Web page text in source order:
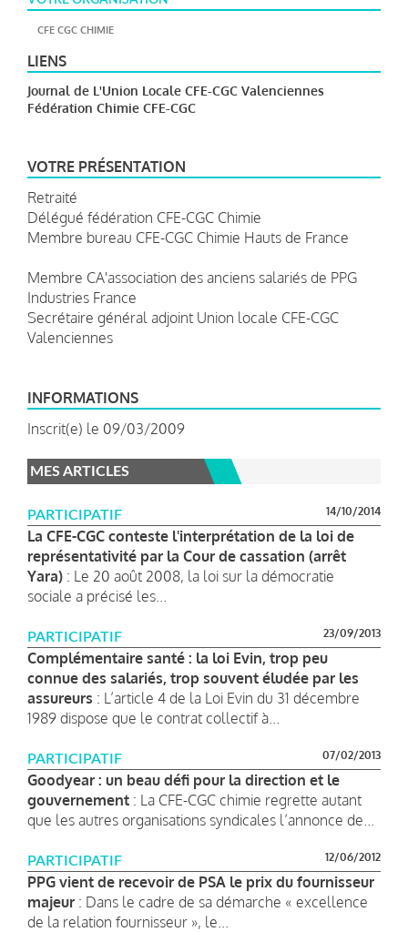
CFE CGC CHIMIE
LIENS
Journal de L'Union Locale CFE-CGC Valenciennes
Fédération Chimie CFE-CGC
VOTRE PRÉSENTATION
Retraité
Délégué fédération CFE-CGC Chimie
Membre bureau CFE-CGC Chimie Hauts de France
Membre CA'association des anciens salariés de PPG
Industries France
Secrétaire général adjoint Union locale CFE-CGC
Valenciennes
INFORMATIONS
Inscrit(e) le 09/03/2009
MES ARTICLES
PARTICIPATIF 14/10/2014
La CFE-CGC conteste l'interprétation de la loi de
représentativité par la Cour de cassation (arrêt
Yara) : Le 20 août 2008, la loi sur la démocratie
sociale a précisé les...
PARTICIPATIF 23/09/2013
Complémentaire santé : la loi Evin, trop peu
connue des salariés, trop souvent éludée par les
assureurs : L’article 4 de la Loi Evin du 31 décembre
1989 dispose que le contrat collectif à...
PARTICIPATIF 07/02/2013
Goodyear : un beau défi pour la direction et le
gouvernement : La CFE-CGC chimie regrette autant
que les autres organisations syndicales l’annonce de...
PARTICIPATIF 12/06/2012
PPG vient de recevoir de PSA le prix du fournisseur
majeur : Dans le cadre de sa démarche « excellence
de la relation fournisseur », le...